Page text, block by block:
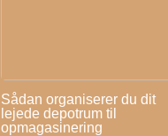
Sådan organiserer du dit
lejede depotrum til
opmagasinering